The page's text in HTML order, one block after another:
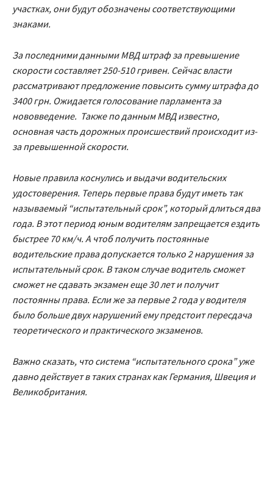
участках, они будут обозначены соответствующими
знаками.
За последними данными МВД штраф за превышение
скорости составляет 250-510 гривен. Сейчас власти
рассматривают предложение повысить сумму штрафа до
3400 грн. Ожидается голосование парламента за
нововведение. Также по данным МВД известно,
основная часть дорожных происшествий происходит из-
за превышенной скорости.
Новые правила коснулись и выдачи водительских
удостоверения. Теперь первые права будут иметь так
называемый “испытательный срок”, который длиться два
года. В этот период юным водителям запрещается ездить
быстрее 70 км/ч. А чтоб получить постоянные
водительские права допускается только 2 нарушения за
испытательный срок. В таком случае водитель сможет
сможет не сдавать экзамен еще 30 лет и получит
постоянны права. Если же за первые 2 года у водителя
было больше двух нарушений ему предстоит пересдача
теоретического и практического экзаменов.
Важно сказать, что система “испытательного срока” уже
давно действует в таких странах как Германия, Швеция и
Великобритания.